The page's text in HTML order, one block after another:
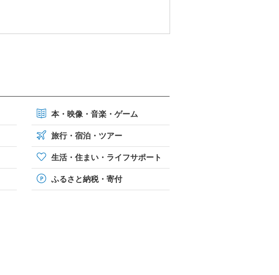
本・映像・ 音楽・ゲーム
旅行・宿泊・ツアー
生活・住まい・ライフサポート
ふるさと納税・寄付